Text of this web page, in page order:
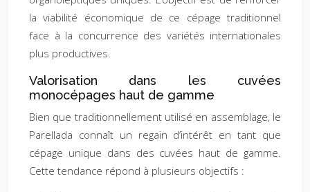
la viabilité économique de ce cépage traditionnel
face à la concurrence des variétés internationales
plus productives.
Valorisation dans les cuvées
monocépages haut de gamme
Bien que traditionnellement utilisé en assemblage, le
Parellada connaît un regain d’intérêt en tant que
cépage unique dans des cuvées haut de gamme.
Cette tendance répond à plusieurs objectifs :